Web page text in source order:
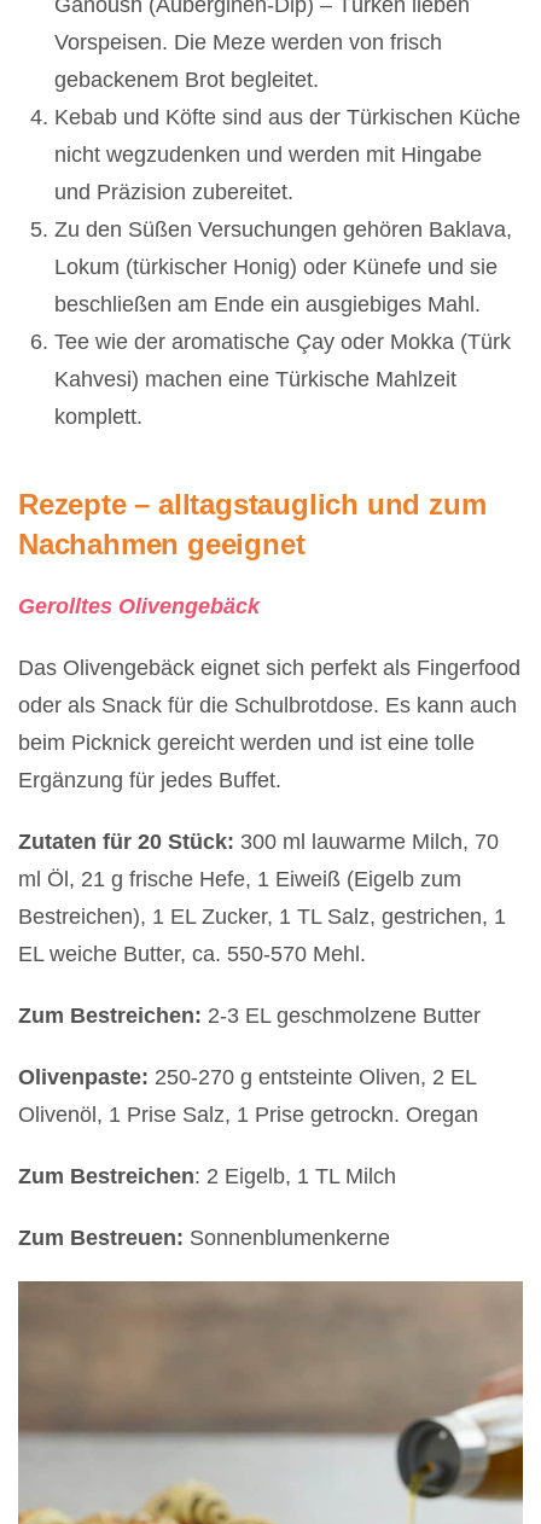
Ganoush (Auberginen-Dip) – Türken lieben
Vorspeisen. Die Meze werden von frisch
gebackenem Brot begleitet.
Kebab und Köfte sind aus der Türkischen Küche
nicht wegzudenken und werden mit Hingabe
und Präzision zubereitet.
Zu den Süßen Versuchungen gehören Baklava,
Lokum (türkischer Honig) oder Künefe und sie
beschließen am Ende ein ausgiebiges Mahl.
Tee wie der aromatische Çay oder Mokka (Türk
Kahvesi) machen eine Türkische Mahlzeit
komplett.
Rezepte – alltagstauglich und zum
Nachahmen geeignet
Gerolltes Olivengebäck
Das Olivengebäck eignet sich perfekt als Fingerfood
oder als Snack für die Schulbrotdose. Es kann auch
beim Picknick gereicht werden und ist eine tolle
Ergänzung für jedes Buffet.
Zutaten für 20 Stück: 300 ml lauwarme Milch, 70
ml Öl, 21 g frische Hefe, 1 Eiweiß (Eigelb zum
Bestreichen), 1 EL Zucker, 1 TL Salz, gestrichen, 1
EL weiche Butter, ca. 550-570 Mehl.
Zum Bestreichen: 2-3 EL geschmolzene Butter
Olivenpaste: 250-270 g entsteinte Oliven, 2 EL
Olivenöl, 1 Prise Salz, 1 Prise getrockn. Oregan
Zum Bestreichen: 2 Eigelb, 1 TL Milch
Zum Bestreuen: Sonnenblumenkerne